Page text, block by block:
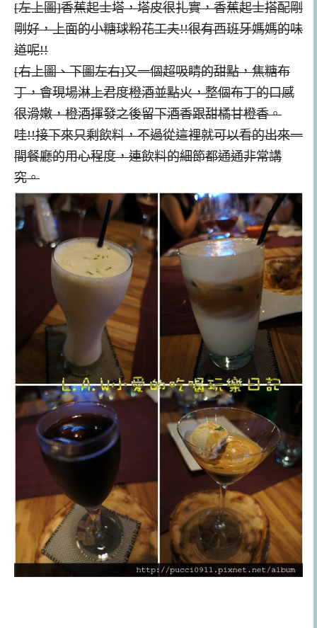
[左上圖]香蕉起士塔，塔皮很扎實，香蕉起士搭配剛
剛好，上面的小糖球粉花工夫!!很有西班牙媽媽的味
道呢!!
[右上圖、下圖左右]又一個超吸睛的甜點，焦糖布
丁，會現場淋上君度橙酒並點火，整個布丁的口感
很滑嫩，橙酒揮發之後留下酒香跟甜橘甘橙香。
哇!!接下來只剩飲料，不過從這裡就可以看的出來一
間餐廳的用心程度，連飲料的細節都通通非常講
究。